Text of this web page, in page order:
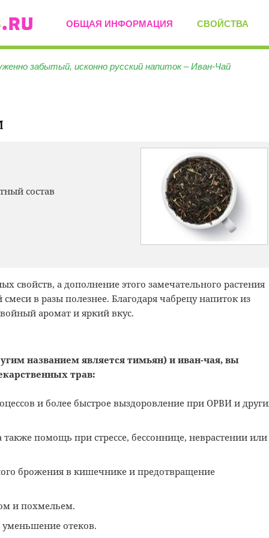
ОБЩАЯ ИНФОРМАЦИЯ СВОЙСТВА
забытый, исконно русский напиток – Иван-Чай
состав
свойств, а дополнение этого замечательного растения
в разы полезнее. Благодаря чабрецу напиток из
аромат и яркий вкус.
названием является тимьян) и иван-чая, вы
трав:
и более быстрое выздоровление при ОРВИ и
помощь при стрессе, бессоннице, неврастении или
брожения в кишечнике и предотвращение
и похмельем.
отеков.